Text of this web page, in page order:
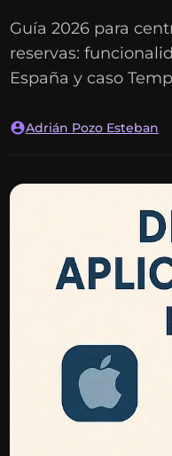
Guía 2026 para
reservas:
España y caso
Adrián Pozo Esteban